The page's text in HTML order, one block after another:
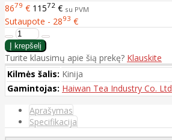
8679 € 11572 € su PVM
Sutaupote - 2893 €
Turite klausimų apie šią prekę? Klauskite
Kilmės šalis: Kinija
Gamintojas: Haiwan Tea Industry Co. Ltd
Aprašymas
Specifikacija